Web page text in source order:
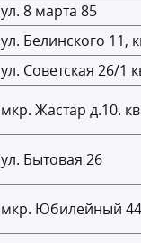
ул. 8 марта 85
ул. Белинского 11,
ул. Советская 26/1
мкр. Жастар д.10.
ул. Бытовая 26
мкр. Юбилейный